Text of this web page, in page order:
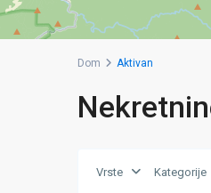
Dom Aktivan
Vrste Kategorije
Donja